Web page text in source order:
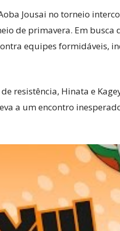
Jousai no torneio
de primavera. Em
equipes formidáveis,
resistência, Hinata e
a um encontro